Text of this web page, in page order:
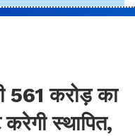
561 करोड़ का
स्थापित,